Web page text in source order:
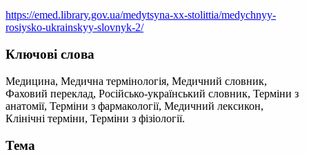
https://emed.library.gov.ua/medytsyna-xx-stolittia/medychnyy-
rosiysko-ukrainskyy-slovnyk-2/
Ключові слова
Медицина, Медична термінологія, Медичний словник,
Фаховий переклад, Російсько-український словник, Терміни з
анатомії, Терміни з фармакології, Медичний лексикон,
Клінічні терміни, Терміни з фізіології.
Тема